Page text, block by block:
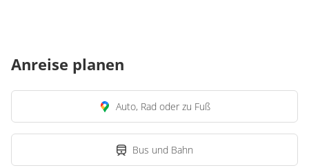
Anreise planen
Auto, Rad oder zu Fuß
Bus und Bahn